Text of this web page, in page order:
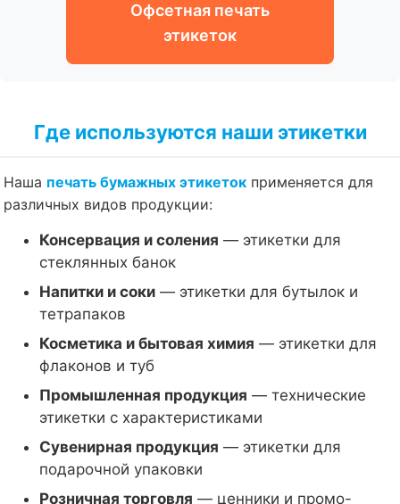
Офсетная печать
этикеток
Где используются наши этикетки
Наша печать бумажных этикеток применяется для
различных видов продукции:
Консервация и соления — этикетки для
стеклянных банок
Напитки и соки — этикетки для бутылок и
тетрапаков
Косметика и бытовая химия — этикетки для
флаконов и туб
Промышленная продукция — технические
этикетки с характеристиками
Сувенирная продукция — этикетки для
подарочной упаковки
Розничная торговля — ценники и промо-